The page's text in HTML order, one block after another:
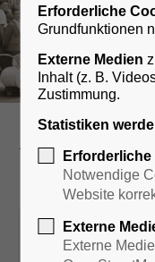
Kultur &
11. November
Erforderliche
Grundfunktionen
Externe Medien
Inhalt (z. B.
Zustimmung.
Statistiken
Notwendige
Website
Externe
Externe